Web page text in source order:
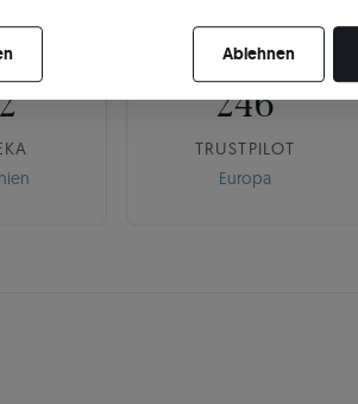
🌍
246
TRUSTPILOT
Europa
Ablehnen